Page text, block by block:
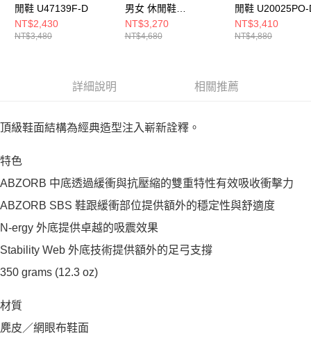
閒鞋 U47139F-D
NT$2,430
NT$3,480
男女 休閒鞋
U19066KA-D
NT$3,270
NT$4,680
閒鞋 U20025PO-
NT$3,410
NT$4,880
詳細說明 相關推薦
頂級鞋面結構為經典造型注入嶄新詮釋。
特色
ABZORB 中底透過緩衝與抗壓縮的雙重特性有效吸收衝擊力
ABZORB SBS 鞋跟緩衝部位提供額外的穩定性與舒適度
N-ergy 外底提供卓越的吸震效果
Stability Web 外底技術提供額外的足弓支撐
350 grams (12.3 oz)
材質
麂皮／網眼布鞋面